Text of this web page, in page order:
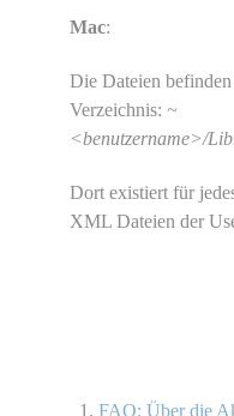
Mac:
Die Dateien
Verzeichnis: ~
<benutzername>/
Dort existiert für
XML Dateien der
FAQ: Über die